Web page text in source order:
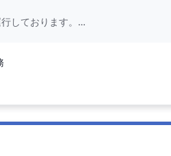
しております。